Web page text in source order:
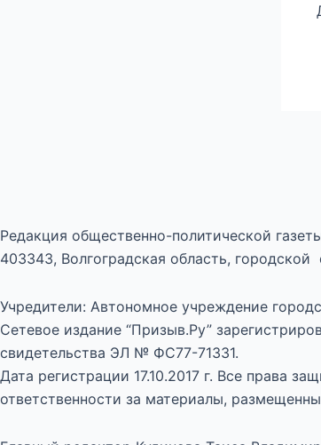
Редакция общественно-политической
403343, Волгоградская область,
Учредители: Автономное учреждение
Сетевое издание “Призыв.Ру”
свидетельства ЭЛ № ФС77-71331.
Дата регистрации 17.10.2017 г. Все права
ответственности за материалы,